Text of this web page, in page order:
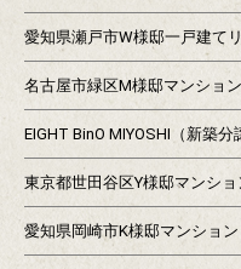
愛知県瀬戸市W様邸一戸建て
名古屋市緑区M様邸マンショ
EIGHT BinO MIYOSHI（新築分
東京都世田谷区Y様邸マンシ
愛知県岡崎市K様邸マンショ